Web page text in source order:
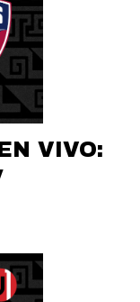
VIVO: